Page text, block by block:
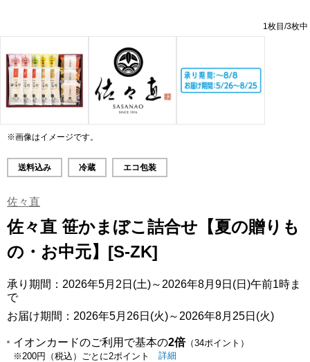
1枚目/3枚中
※画像はイメージです。
送料込み 冷蔵 エコ包装
佐々直
佐々直 笹かまぼこ詰合せ【夏の贈りも
の・お中元】[S-ZK]
承り期間：2026年5月2日(土)～2026年8月9日(日)午前1時ま
で
お届け期間：2026年5月26日(火)～2026年8月25日(火)
イオンカードのご利用で基本の2倍（34ポイント）
※200円（税込）ごとに2ポイント
イオンカードのご利用でたまるポイ
詳細